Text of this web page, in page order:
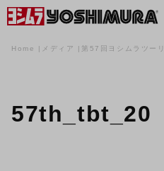
Home メディア 第57回ヨシムラツー
57th_tbt_20